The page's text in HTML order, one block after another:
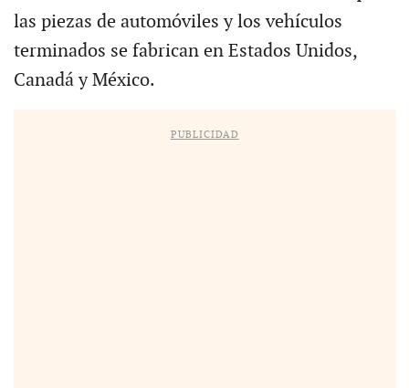
las piezas de automóviles y los vehículos
terminados se fabrican en Estados Unidos,
Canadá y México.
PUBLICIDAD